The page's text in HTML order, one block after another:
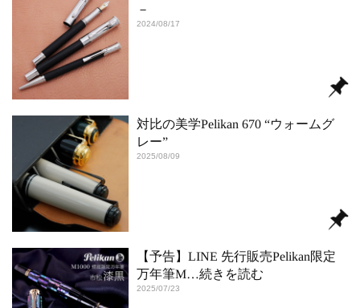
－
2024/08/17
対比の美学Pelikan 670 “ウォームグ
レー”
2025/08/09
【予告】LINE 先行販売Pelikan限定
万年筆M…続きを読む
2025/07/23